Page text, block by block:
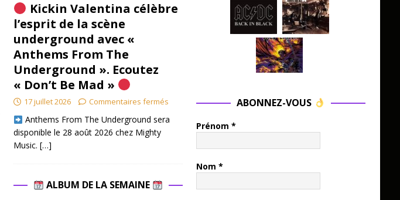
Kickin Valentina célèbre
l’esprit de la scène
underground avec «
Anthems From The
Underground ». Ecoutez
« Don’t Be Mad »
17 juillet 2026 Commentaires fermés
​ Anthems From The Underground sera
disponible le 28 août 2026 chez Mighty
Music. […]
ALBUM DE LA SEMAINE
ABONNEZ-VOUS
Prénom *
Nom *